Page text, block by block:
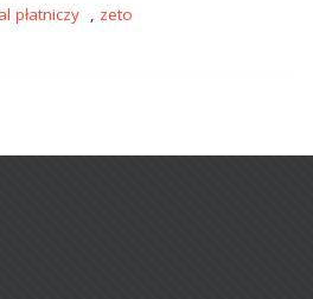
płatniczy zeto